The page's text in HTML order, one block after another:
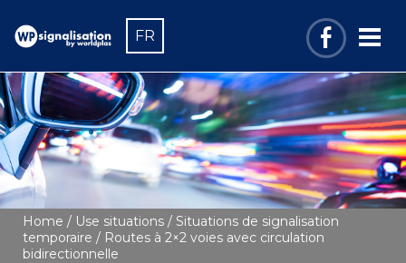
FR
Home / Use situations / Situations de signalisation
temporaire / Routes à 2×2 voies avec circulation
bidirectionnelle